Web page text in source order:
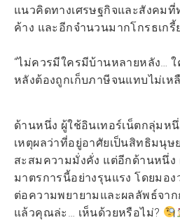
แนวคิดทางเศรษฐกิจและสังคม
ค้าง และอีกจำนวนมากโกรธเกรี้
“ไม่ควรมีใครมีบ้านหลายหลัง…
หลังต้องถูกเก็บภาษีจนแทบไม่เห
ด้านหนึ่ง ผู้ใช้อินเทอร์เน็ตกลุ่มห
เหตุผลว่าที่อยู่อาศัยเป็นสิทธิมนุษ
สะสมความมั่งคั่ง แต่อีกด้านหนึ่
มาตรการนี้อย่างรุนแรง โดยมอง
ต่อความพยายามและผลลัพธ์จา
แล้วคุณล่ะ… เห็นด้วยหรือไม่?